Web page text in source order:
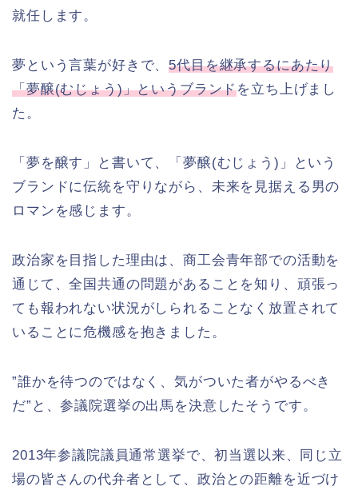
就任します。
夢という言葉が好きで、5代目を継承するにあたり
「夢醸(むじょう)」というブランドを立ち上げまし
た。
「夢を醸す」と書いて、「夢醸(むじょう)」という
ブランドに伝統を守りながら、未来を見据える男の
ロマンを感じます。
政治家を目指した理由は、商工会青年部での活動を
通じて、全国共通の問題があることを知り、頑張っ
ても報われない状況がしられることなく放置されて
いることに危機感を抱きました。
”誰かを待つのではなく、気がついた者がやるべき
だ”と、参議院選挙の出馬を決意したそうです。
2013年参議院議員通常選挙で、初当選以来、同じ立
場の皆さんの代弁者として、政治との距離を近づけ